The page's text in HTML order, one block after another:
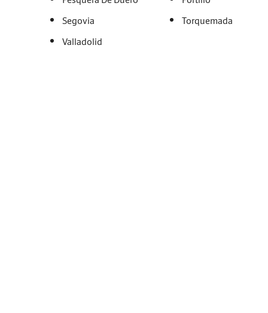
Segovia
Torquemada
Valladolid